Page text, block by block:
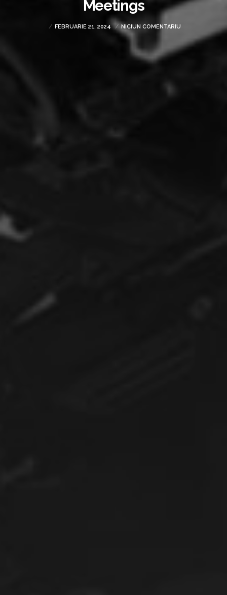
Meetings
FEBRUARIE 21, 2024 NICIUN COMENTARIU